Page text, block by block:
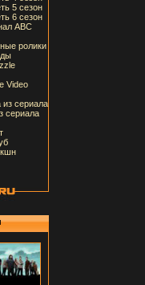
5 сезон
6 сезон
ABC
ролики
Video
сериала
сериала